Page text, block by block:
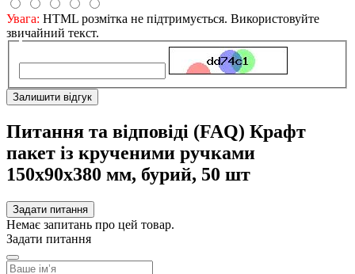
Увага: HTML розмітка не підтримується. Використовуйте
звичайний текст.
Залишити відгук
Питання та відповіді (FAQ) Крафт
пакет із крученими ручками
150x90x380 мм, бурий, 50 шт
Задати питання
Немає запитань про цей товар.
Задати питання